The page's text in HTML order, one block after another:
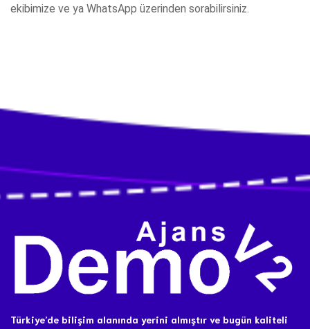
ekibimize ve ya WhatsApp üzerinden sorabilirsiniz.
Türkiye’de bilişim alanında yerini almıştır ve bugün kaliteli